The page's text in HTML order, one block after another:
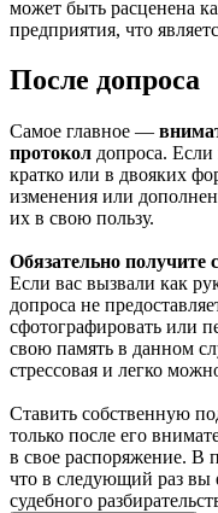
может быть расценена
предприятия, что
После допроса
Самое главное —
протокол допроса.
кратко или в двояких
изменения или
их в свою пользу.
Обязательно получите
Если вас вызвали как
допроса не
сфотографировать или
свою память в данном
стрессовая и легко
Ставить собственную
только после его
в свое распоряжение. В
что в следующий раз вы
судебного